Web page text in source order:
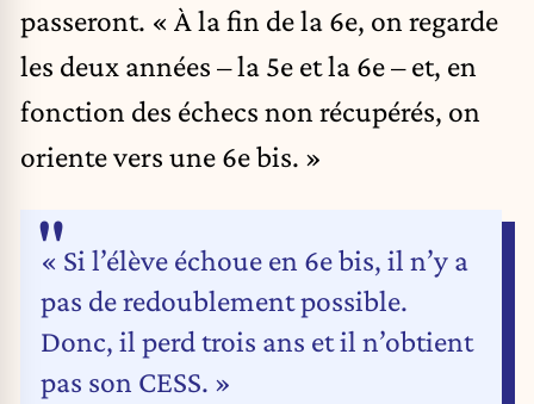
passeront. « À la fin de la 6e, on regarde
les deux années – la 5e et la 6e – et, en
fonction des échecs non récupérés, on
oriente vers une 6e bis. »
« Si l’élève échoue en 6e bis, il n’y a
pas de redoublement possible.
Donc, il perd trois ans et il n’obtient
pas son CESS. »